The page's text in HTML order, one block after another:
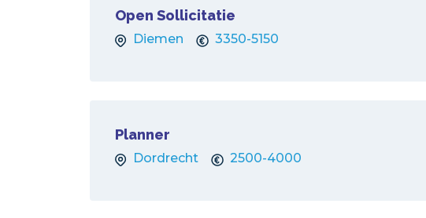
Open Sollicitatie
Diemen 3350-5150
Planner
Dordrecht 2500-4000